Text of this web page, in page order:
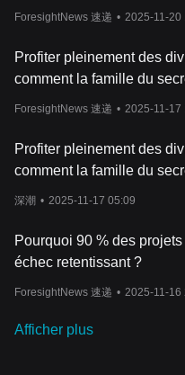
blockchain avec une
décentralisée. Que vous
unique d'investir dans un
attrayant et
vraiment arrivé ?
ForesightNews 速递 • 2025-11-20
Profiter pleinement des
comment la famille du
gagne-t-elle 2,5 milliards
ForesightNews 速递 • 2025-11-17
Profiter pleinement des
comment la famille du
gagne-t-elle 2,5 milliards
深潮 • 2025-11-17 05:09
Pourquoi 90 % des
échec retentissant ?
ForesightNews 速递 • 2025-11-16
Afficher plus